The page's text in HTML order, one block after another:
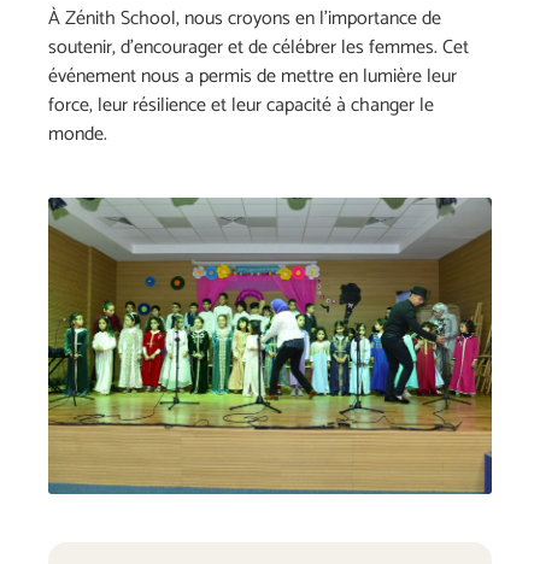
À Zénith School, nous croyons en l’importance de
soutenir, d’encourager et de célébrer les femmes. Cet
événement nous a permis de mettre en lumière leur
force, leur résilience et leur capacité à changer le
monde.